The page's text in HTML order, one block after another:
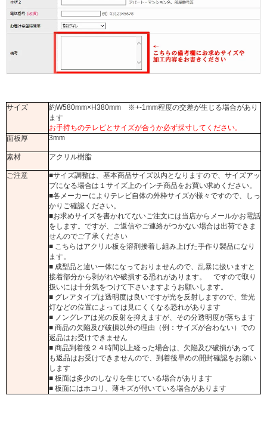
サイズ
約W580mm×H380mm ※+-1mm程度の交差が生じる場合があり
ます
お手持ちのテレビとサイズが合うか必ず採寸してください。
面板厚
3mm
素材 アクリル樹脂
ご注意
■サイズ調整は、基本商品サイズ以内となりますので、サイズアッ
プになる場合は１サイズ上のインチ商品をお買い求めください。
■各メーカーによりテレビ自体の外枠サイズが様々ですので、しっ
かりご確認ください。
■お求めサイズを書かれてないご注文には当店からメールかお電話
をします。ですが、ご返信やご連絡がつかない場合は出荷できま
せんのでご了承ください
■ こちらはアクリル板を溶剤接着し組み上げた手作り製品になり
ます。
■ 成型品と違い一体になっておりませんので、乱暴に扱いますと
接着部分から剥がれや破損する恐れがあります。 ですので取り
扱いには十分気をつけて下さいますようお願いします。
■ グレアタイプは透明度は良いですが光を反射しますので、蛍光
灯などの位置によっては見にくくなる恐れがあります
■ ノングレアは光の反射を抑えますが、その分透明度が落ちます
■ 商品の欠陥及び破損以外の理由（例：サイズが合わない）での
返品はお受けできません
■ 商品到着後２４時間以上経った場合は、欠陥及び破損があって
も返品はお受けできませんので、到着後早めの開封確認をお願い
します
■ 板面は多少のしなりを生じている場合があります
■ 板面にはホコリ、薄キズが付いている場合があります